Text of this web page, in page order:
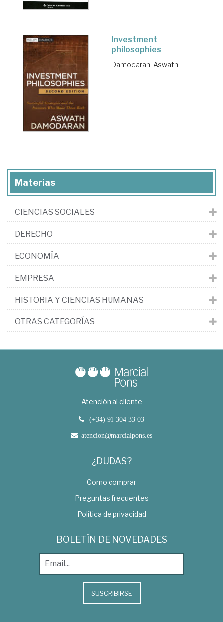
Investment
philosophies
Damodaran, Aswath
Materias
CIENCIAS SOCIALES
DERECHO
ECONOMÍA
EMPRESA
HISTORIA Y CIENCIAS HUMANAS
OTRAS CATEGORÍAS
Atención al cliente
(+34) 91 304 33 03
atencion@marcialpons.es
¿DUDAS?
Como comprar
Preguntas frecuentes
Política de privacidad
BOLETÍN DE NOVEDADES
SUSCRIBIRSE